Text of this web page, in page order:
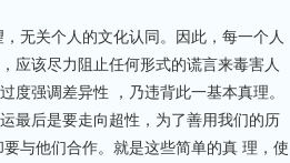
无关个人的文化认同。因此，每一个人
应该尽力阻止任何形式的谎言来毒害人
度强调差异性 ，乃违背此一基本真理。
最后是要走向超性，为了善用我们的历
与他们合作。就是这些简单的真 理，使